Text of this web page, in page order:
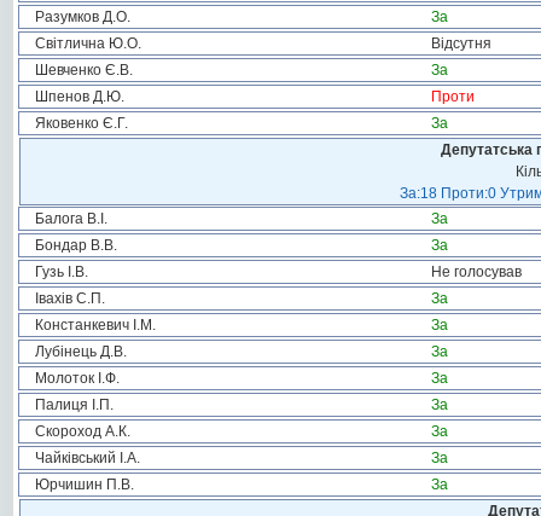
Разумков Д.О.
За
Світлична Ю.О.
Відсутня
Шевченко Є.В.
За
Шпенов Д.Ю.
Проти
Яковенко Є.Г.
За
Депутатська
За:18 Проти:0
Балога В.І.
За
Бондар В.В.
За
Гузь І.В.
Не голосував
Івахів С.П.
За
Констанкевич І.М.
За
Лубінець Д.В.
За
Молоток І.Ф.
За
Палиця І.П.
За
Скороход А.К.
За
Чайківський І.А.
За
Юрчишин П.В.
За